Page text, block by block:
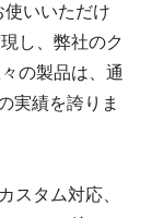
いいただけ
し、弊社のク
の製品は、通
実績を誇りま
スタム対応、